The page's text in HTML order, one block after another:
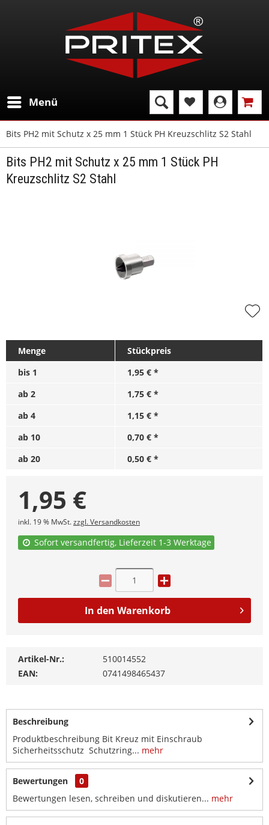
Menü
Bits PH2 mit Schutz x 25 mm 1 Stück PH Kreuzschlitz S2 Stahl
Bits PH2 mit Schutz x 25 mm 1 Stück PH
Kreuzschlitz S2 Stahl
Menge
Stückpreis
bis 1
1,95 € *
ab 2
1,75 € *
ab 4
1,15 € *
ab 10
0,70 € *
ab 20 0,50 € *
1,95 €
inkl. 19 % MwSt.zzgl. Versandkosten
Sofort versandfertig, Lieferzeit 1-3 Werktage
In den Warenkorb
Artikel-Nr.:
510014552
EAN:
0741498465437
Beschreibung
Produktbeschreibung Bit Kreuz mit Einschraub
Sicherheitsschutz Schutzring... mehr
Bewertungen
0
Bewertungen lesen, schreiben und diskutieren... mehr